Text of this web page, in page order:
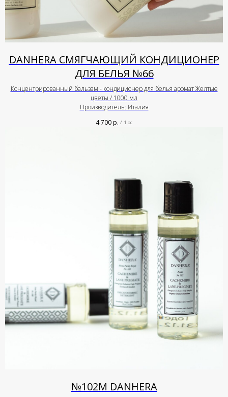
DANHERA СМЯГЧАЮЩИЙ КОНДИЦИОНЕР
ДЛЯ БЕЛЬЯ №66
Концентрированный бальзам - кондиционер для белья аромат Желтые
цветы / 1000 мл
Производитель: Италия
4 700р. / 1 pc
№102М DANHERA